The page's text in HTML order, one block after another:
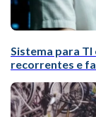
Sistema para
recorrentes e